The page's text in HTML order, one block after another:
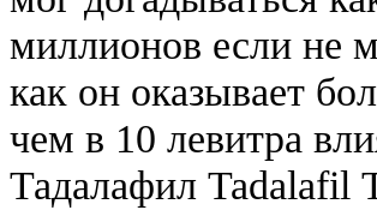
миллионов если не
как он оказывает
чем в 10 левитра
Тадалафил Tadalafil